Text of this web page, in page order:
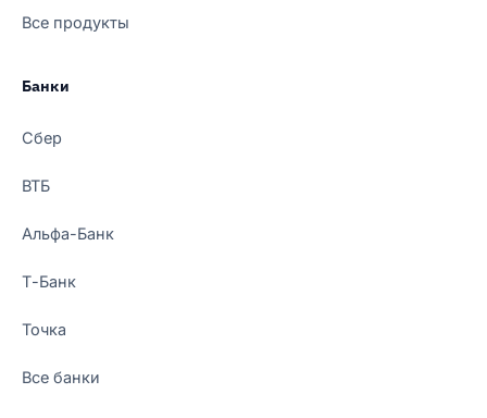
Все продукты
Банки
Сбер
ВТБ
Альфа-Банк
Т-Банк
Точка
Все банки